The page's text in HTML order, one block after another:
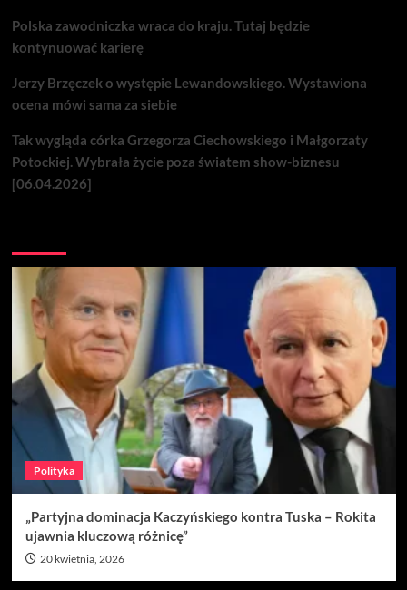
Polska zawodniczka wraca do kraju. Tutaj będzie
kontynuować karierę
Jerzy Brzęczek o występie Lewandowskiego. Wystawiona
ocena mówi sama za siebie
Tak wygląda córka Grzegorza Ciechowskiego i Małgorzaty
Potockiej. Wybrała życie poza światem show-biznesu
[06.04.2026]
Polityka
„Partyjna dominacja Kaczyńskiego kontra Tuska – Rokita
ujawnia kluczową różnicę”
20 kwietnia, 2026